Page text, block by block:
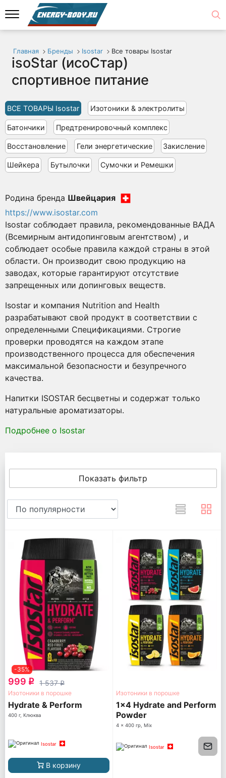
Главная Бренды Isostar Все товары Isostar
isoStar (исоСтар)
спортивное питание
ВСЕ ТОВАРЫ Isostar Изотоники & электролиты
Батончики Предтренировочный комплекс
Восстановление Гели энергетические Закисление
Шейкера Бутылочки Сумочки и Ремешки
Родина бренда Швейцария
https://www.isostar.com
Isostar соблюдает правила, рекомендованные ВАДА
(Всемирным антидопинговым агентством) , и
соблюдает особые правила каждой страны в этой
области. Он производит свою продукцию на
заводах, которые гарантируют отсутствие
запрещенных или допинговых веществ.
Isostar и компания Nutrition and Health
разрабатывают свой продукт в соответствии с
определенными Спецификациями. Строгие
проверки проводятся на каждом этапе
производственного процесса для обеспечения
максимальной безопасности и безупречного
качества.
Напитки ISOSTAR бесцветны и содержат только
натуральные ароматизаторы.
Подробнее о Isostar
Показать фильтр
-35%
999 q 1 537q
Изотоники в порошке
Hydrate & Perform
400 г, Клюква
Isostar
В корзину
Изотоники в порошке
1x4 Hydrate and Perform
Powder
4 x 400 гр, Mix
Isostar